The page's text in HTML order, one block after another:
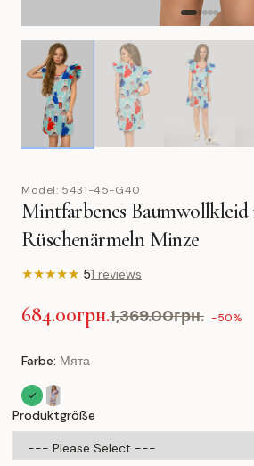
Model: 5431-45-G40
Mintfarbenes
Rüschenärmeln Minze
★★★★★ 51 reviews
684.00грн.1,369.00грн. -50%
Farbe: Мята
Produktgröße